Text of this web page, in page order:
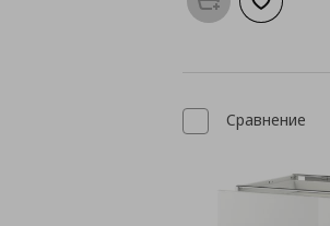
Προσθήκη στο
Добави
Сравнение